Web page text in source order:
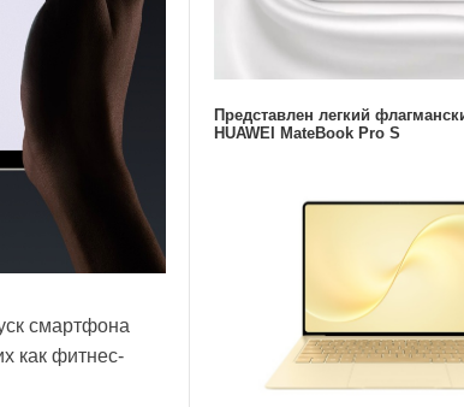
смартфона
как фитнес-
Представлен легкий
HUAWEI MateBook Pro S